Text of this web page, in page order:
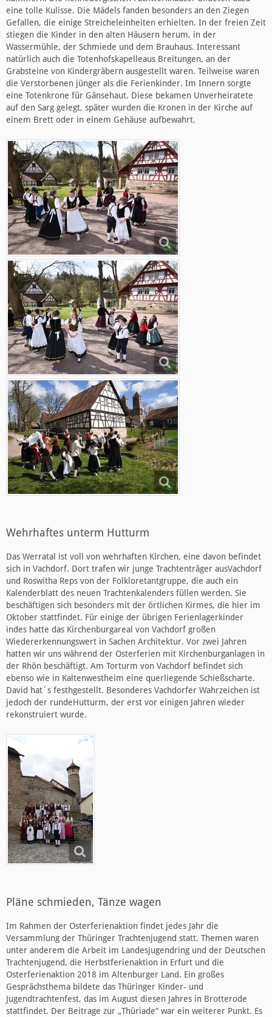
eine tolle Kulisse. Die Mädels fanden besonders an den Ziegen
Gefallen, die einige Streicheleinheiten erhielten. In der freien Zeit
stiegen die Kinder in den alten Häusern herum, in der
Wassermühle, der Schmiede und dem Brauhaus. Interessant
natürlich auch die Totenhofskapelleaus Breitungen, an der
Grabsteine von Kindergräbern ausgestellt waren. Teilweise waren
die Verstorbenen jünger als die Ferienkinder. Im Innern sorgte
eine Totenkrone für Gänsehaut. Diese bekamen Unverheiratete
auf den Sarg gelegt, später wurden die Kronen in der Kirche auf
einem Brett oder in einem Gehäuse aufbewahrt.
Wehrhaftes unterm Hutturm
Das Werratal ist voll von wehrhaften Kirchen, eine davon befindet
sich in Vachdorf. Dort trafen wir junge Trachtenträger ausVachdorf
und Roswitha Reps von der Folkloretantgruppe, die auch ein
Kalenderblatt des neuen Trachtenkalenders füllen werden. Sie
beschäftigen sich besonders mit der örtlichen Kirmes, die hier im
Oktober stattfindet. Für einige der übrigen Ferienlagerkinder
indes hatte das Kirchenburgareal von Vachdorf großen
Wiedererkennungswert in Sachen Architektur. Vor zwei Jahren
hatten wir uns während der Osterferien mit Kirchenburganlagen in
der Rhön beschäftigt. Am Torturm von Vachdorf befindet sich
ebenso wie in Kaltenwestheim eine querliegende Schießscharte.
David hat´s festhgestellt. Besonderes Vachdorfer Wahrzeichen ist
jedoch der rundeHutturm, der erst vor einigen Jahren wieder
rekonstruiert wurde.
Pläne schmieden, Tänze wagen
Im Rahmen der Osterferienaktion findet jedes Jahr die
Versammlung der Thüringer Trachtenjugend statt. Themen waren
unter anderem die Arbeit im Landesjugendring und der Deutschen
Trachtenjugend, die Herbstferienaktion in Erfurt und die
Osterferienaktion 2018 im Altenburger Land. Ein großes
Gesprächsthema bildete das Thüringer Kinder- und
Jugendtrachtenfest, das im August diesen Jahres in Brotterode
stattfindet. Der Beitrage zur „Thüriade“ war ein weiterer Punkt. Es